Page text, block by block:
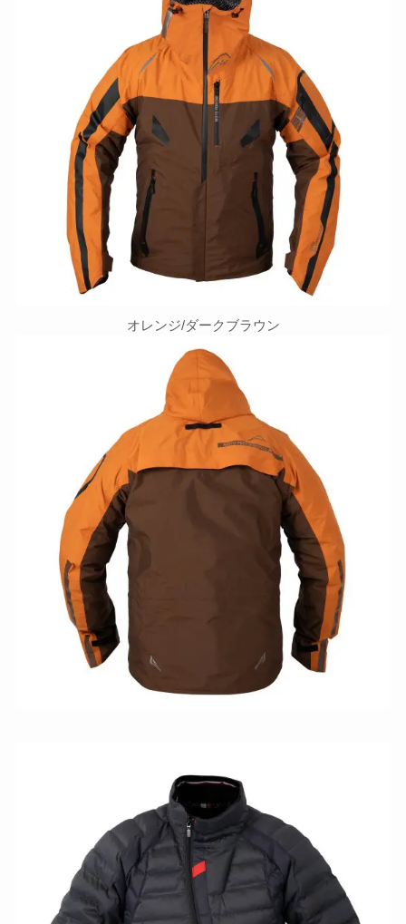
オレンジ/ダークブラウン